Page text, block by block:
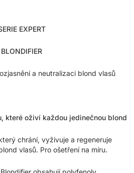
EXPERT
BLONDIFIER
a neutralizaci blond vlasů
které oživí každou jedinečnou blond
chrání, vyživuje a regeneruje
vlasů. Pro ošetření na míru.